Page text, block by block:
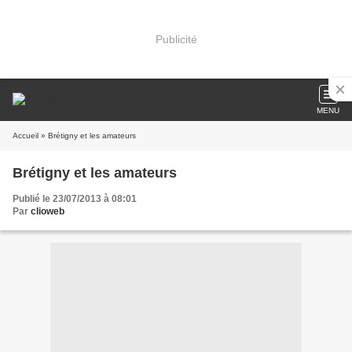
Publicité
MENU
Accueil » Brétigny et les amateurs
Brétigny et les amateurs
Publié le 23/07/2013 à 08:01
Par clioweb